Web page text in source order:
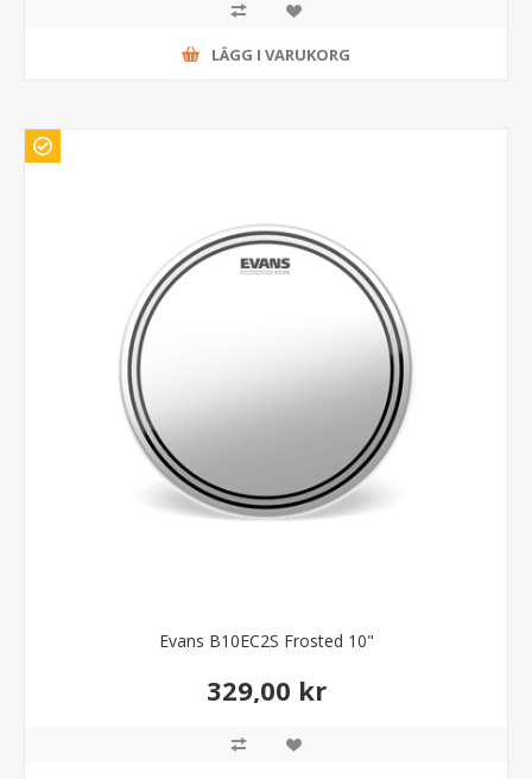
LÄGG I VARUKORG
Evans B10EC2S Frosted 10"
329,00 kr